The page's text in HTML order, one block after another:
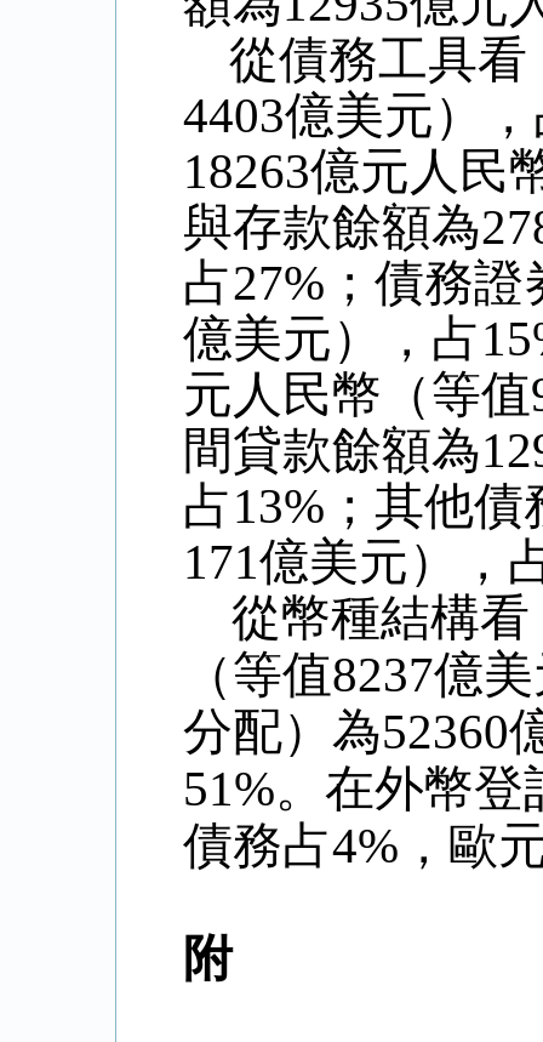
從債務工具
4403億美元）
18263億元人民
與存款餘額為
占27% ；債務
億美元），占
元人民幣（等值
間貸款餘額為
占13% ；其他
171億美元），
從幣種結構
（等值8237億
分配）為52360
51%。在外幣
債務占4% ，歐
附